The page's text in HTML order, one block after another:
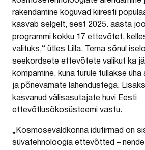
rakendamine koguvad kiiresti
kasvab selgelt, sest 2025. aasta
programmi kokku 17 ettevõtet,
valituks,“ ütles Lilla. Tema sõnul
seekordsete ettevõtete valikut ka
kompamine, kuna turule tullakse
ja põnevamate lahendustega.
kasvanud välisasutajate huvi Eesti
ettevõtlusökosüsteemi vastu.
„Kosmosevaldkonna idufirmad on
süvatehnoloogia ettevõtted –